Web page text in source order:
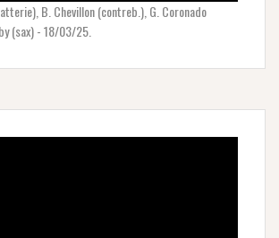
B. Chevillon (contreb.), G. Coronado
(sax) - 18/03/25.